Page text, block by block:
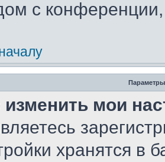
с
Параметры
изменить мои
хранятся в